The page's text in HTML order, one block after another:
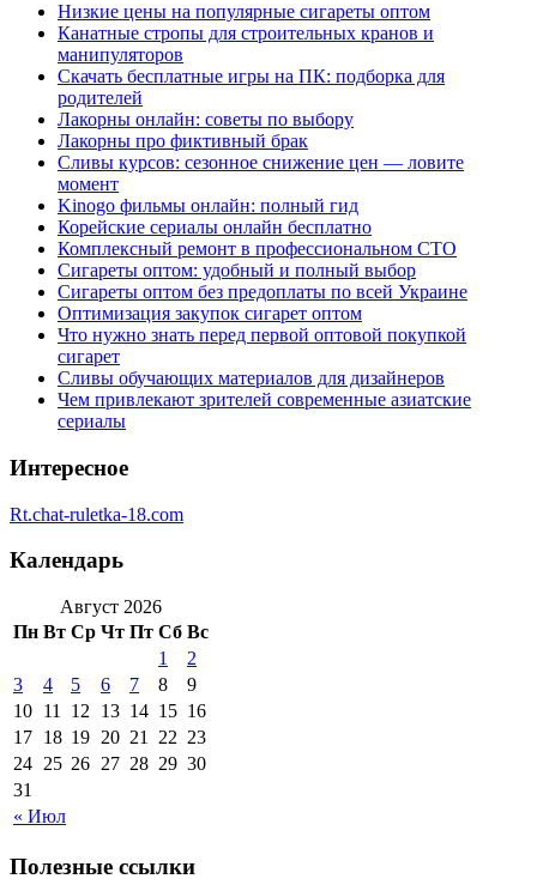
Низкие цены на популярные сигареты оптом
Канатные стропы для строительных кранов и
манипуляторов
Скачать бесплатные игры на ПК: подборка для
родителей
Лакорны онлайн: советы по выбору
Лакорны про фиктивный брак
Сливы курсов: сезонное снижение цен — ловите
момент
Kinogo фильмы онлайн: полный гид
Корейские сериалы онлайн бесплатно
Комплексный ремонт в профессиональном СТО
Сигареты оптом: удобный и полный выбор
Сигареты оптом без предоплаты по всей Украине
Оптимизация закупок сигарет оптом
Что нужно знать перед первой оптовой покупкой
сигарет
Сливы обучающих материалов для дизайнеров
Чем привлекают зрителей современные азиатские
сериалы
Интересное
Rt.chat-ruletka-18.com
Календарь
Август 2026
Пн Вт Ср Чт Пт Сб Вс
« Июл
1
2
3
4 5 6 7 8
9
10 11 12 13 14 15 16
17 18 19 20 21 22 23
24 25 26 27 28 29 30
31
Полезные ссылки